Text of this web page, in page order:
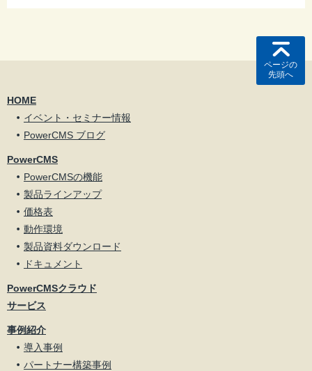
ページの
先頭へ
HOME
イベント・セミナー情報
PowerCMS ブログ
PowerCMS
PowerCMSの機能
製品ラインアップ
価格表
動作環境
製品資料ダウンロード
ドキュメント
PowerCMSクラウド
サービス
事例紹介
導入事例
パートナー構築事例